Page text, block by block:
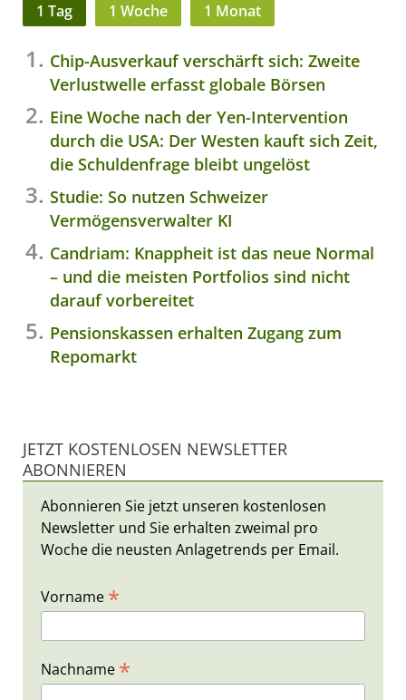
1 Tag 1 Woche 1 Monat
Chip-Ausverkauf verschärft sich: Zweite
Verlustwelle erfasst globale Börsen
Eine Woche nach der Yen-Intervention
durch die USA: Der Westen kauft sich Zeit,
die Schuldenfrage bleibt ungelöst
Studie: So nutzen Schweizer
Vermögensverwalter KI
Candriam: Knappheit ist das neue Normal
– und die meisten Portfolios sind nicht
darauf vorbereitet
Pensionskassen erhalten Zugang zum
Repomarkt
JETZT KOSTENLOSEN NEWSLETTER
ABONNIEREN
Abonnieren Sie jetzt unseren kostenlosen
Newsletter und Sie erhalten zweimal pro
Woche die neusten Anlagetrends per Email.
Vorname *
Nachname *